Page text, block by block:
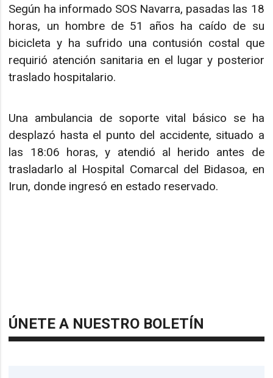
Según ha informado SOS Navarra, pasadas las 18
horas, un hombre de 51 años ha caído de su
bicicleta y ha sufrido una contusión costal que
requirió atención sanitaria en el lugar y posterior
traslado hospitalario.
Una ambulancia de soporte vital básico se ha
desplazó hasta el punto del accidente, situado a
las 18:06 horas, y atendió al herido antes de
trasladarlo al Hospital Comarcal del Bidasoa, en
Irun, donde ingresó en estado reservado.
ÚNETE A NUESTRO BOLETÍN